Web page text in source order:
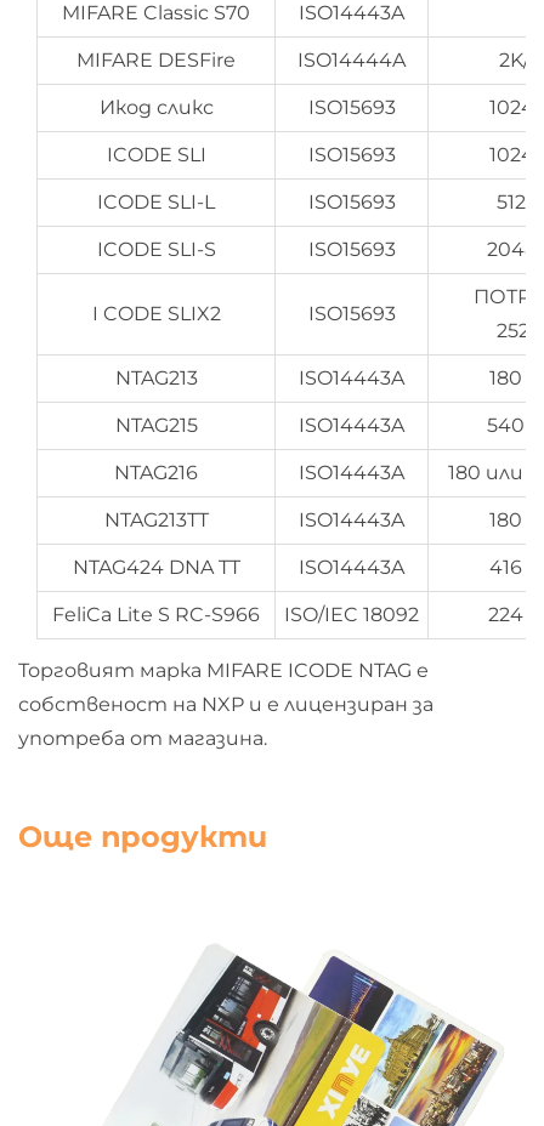
MIFARE Classic S70 ISO14443A
MIFARE DESFire ISO14444A 2K/
Икод сликс ISO15693
ICODE SLI ISO15693
ICODE SLI-L ISO15693 512
ICODE SLI-S ISO15693
I CODE SLIX2 ISO15693
NTAG213 ISO14443A 180
NTAG215 ISO14443A 540
NTAG216 ISO14443A 180 или
NTAG213TT ISO14443A 180
NTAG424 DNA TT ISO14443A 416
FeliCa Lite S RC-S966 ISO/IEC 18092 224
Торговият марка MIFARE ICODE NTAG е
собственост на NXP и е лицензиран за
употреба от магазина.
Още продукти